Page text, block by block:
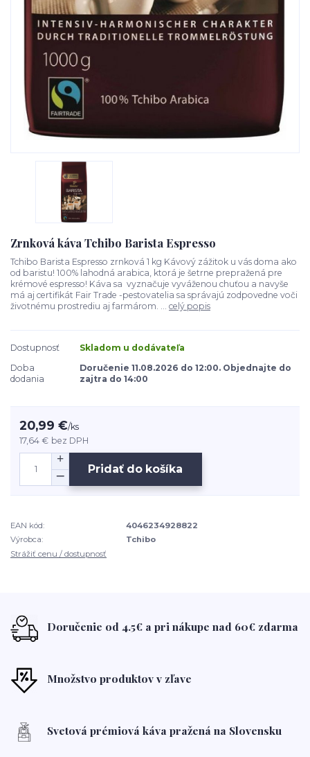
Zrnková káva Tchibo Barista Espresso
Tchibo Barista Espresso zrnková 1 kg Kávový zážitok u vás doma ako
od baristu! 100% lahodná arabica, ktorá je šetrne prepražená pre
krémové espresso! Káva sa vyznačuje vyváženou chuťou a navyše
má aj certifikát Fair Trade -pestovatelia sa správajú zodpovedne voči
životnému prostrediu aj farmárom. ... celý popis
Dostupnosť
Skladom u dodávateľa
Doba
dodania
Doručenie 11.08.2026 do 12:00. Objednajte do
zajtra do 14:00
20,99 €/ks
17,64 € bez DPH
Pridať do košíka
EAN kód:
4046234928822
Výrobca:
Tchibo
Strážiť cenu / dostupnosť
Doručenie od 4.5€ a pri nákupe nad 60€ zdarma
Množstvo produktov v zľave
Svetová prémiová káva pražená na Slovensku